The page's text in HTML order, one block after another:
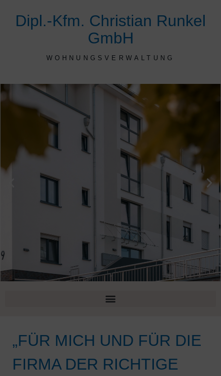
Dipl.-Kfm. Christian Runkel
GmbH
WOHNUNGSVERWALTUNG
„FÜR MICH UND FÜR DIE
FIRMA DER RICHTIGE